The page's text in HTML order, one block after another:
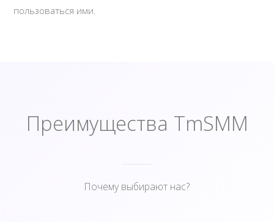
пользоваться ими.
Преимущества TmSMM
Почему выбирают нас?